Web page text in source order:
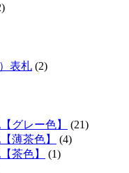
表札 (2)
グレー色】
(21)
薄茶色】
(4)
茶色】
(1)